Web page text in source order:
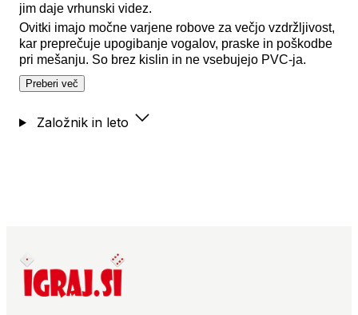
jim daje vrhunski videz.
Ovitki imajo močne varjene robove za večjo vzdržljivost,
kar preprečuje upogibanje vogalov, praske in poškodbe
pri mešanju. So brez kislin in ne vsebujejo PVC-ja.
Preberi več
Založnik in leto